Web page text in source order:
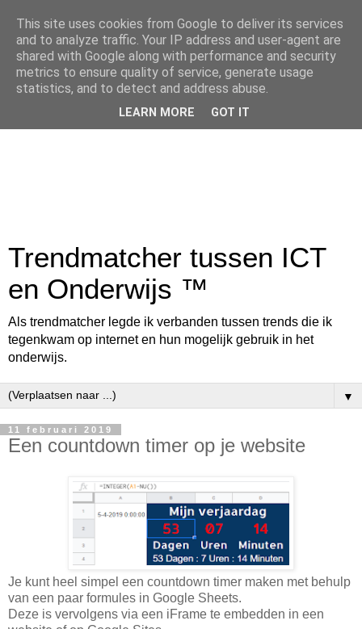
Trendmatcher tussen ICT
en Onderwijs ™
Als trendmatcher legde ik verbanden tussen trends die ik
tegenkwam op internet en hun mogelijk gebruik in het
onderwijs.
▼
11 februari 2019
Een countdown timer op je website
Je kunt heel simpel een countdown timer maken met behulp
van een paar formules in Google Sheets.
Deze is vervolgens via een iFrame te embedden in een
This site uses cookies from Google to deliver its services
and to analyze traffic. Your IP address and user-agent are
shared with Google along with performance and security
metrics to ensure quality of service, generate usage
statistics, and to detect and address abuse.
LEARN MORE GOT IT